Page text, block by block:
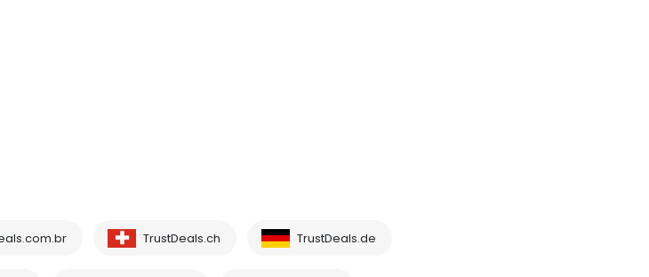
TrustDeals.ch TrustDeals.de